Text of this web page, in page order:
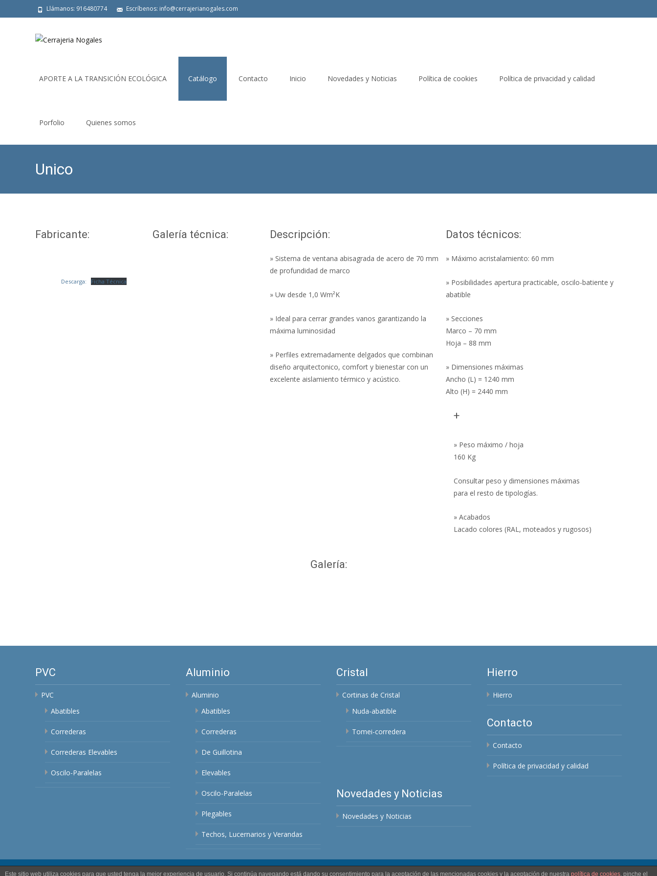
Llámanos: 916480774 Escríbenos: info@cerrajerianogales.com
APORTE A LA TRANSICIÓN ECOLÓGICA Catálogo Contacto Inicio Novedades y Noticias Política de cookies Política de privacidad y calidad
Porfolio Quienes somos
Unico
Fabricante:
Descarga: Ficha Técnica
Galería técnica: Descripción:
» Sistema de ventana abisagrada de acero de 70 mm
de profundidad de marco
» Uw desde 1,0 Wm²K
» Ideal para cerrar grandes vanos garantizando la
máxima luminosidad
» Perfiles extremadamente delgados que combinan
diseño arquitectonico, comfort y bienestar con un
excelente aislamiento térmico y acústico.
Datos técnicos:
» Máximo acristalamiento: 60 mm
» Posibilidades apertura practicable, oscilo-batiente y
abatible
» Secciones
Marco – 70 mm
Hoja – 88 mm
» Dimensiones máximas
Ancho (L) = 1240 mm
Alto (H) = 2440 mm
+
» Peso máximo / hoja
160 Kg
Consultar peso y dimensiones máximas
para el resto de tipologías.
» Acabados
Lacado colores (RAL, moteados y rugosos)
Galería:
PVC
PVC
Abatibles
Correderas
Correderas Elevables
Oscilo-Paralelas
Aluminio
Aluminio
Abatibles
Correderas
De Guillotina
Elevables
Oscilo-Paralelas
Plegables
Techos, Lucernarios y Verandas
Cristal
Cortinas de Cristal
Nuda-abatible
Tomei-corredera
Hierro
Hierro
Contacto
Contacto
Política de privacidad y calidad
Novedades y Noticias
Novedades y Noticias
Este sitio web utiliza cookies para que usted tenga la mejor experiencia de usuario. Si continúa navegando está dando su consentimiento para la aceptación de las mencionadas cookies y la aceptación de nuestra política de cookies, pinche el